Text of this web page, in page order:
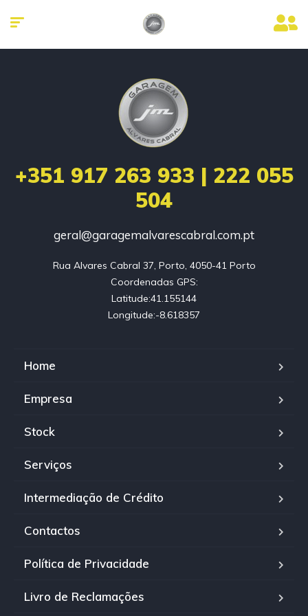
+351 917 263 933 | 222 055
504
geral@garagemalvarescabral.com.pt
Rua Alvares Cabral 37, Porto, 4050-41 Porto
Coordenadas GPS:
Latitude:41.155144
Longitude:-8.618357
Home
Empresa
Stock
Serviços
Intermediação de Crédito
Contactos
Política de Privacidade
Livro de Reclamações